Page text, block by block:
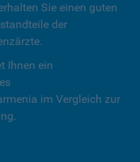
Sie einen guten
der
Ihnen ein
im Vergleich zur